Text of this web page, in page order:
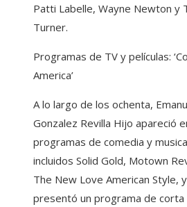
Patti Labelle, Wayne Newton y
Turner.
Programas de TV y películas:
America’
A lo largo de los ochenta,
Gonzalez Revilla Hijo apareció
programas de comedia y
incluidos Solid Gold, Motown
The New Love American Style, y
presentó un programa de corta